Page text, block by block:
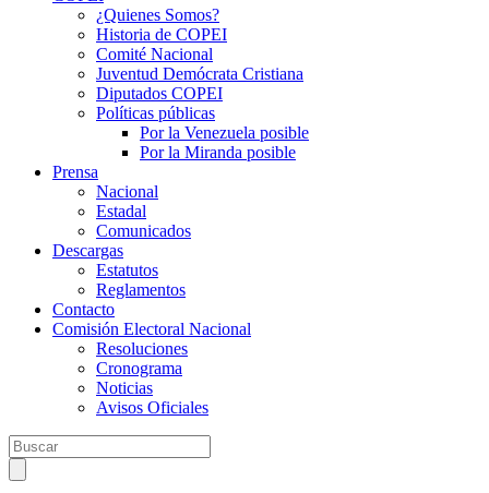
¿Quienes Somos?
Historia de COPEI
Comité Nacional
Juventud Demócrata Cristiana
Diputados COPEI
Políticas públicas
Por la Venezuela posible
Por la Miranda posible
Prensa
Nacional
Estadal
Comunicados
Descargas
Estatutos
Reglamentos
Contacto
Comisión Electoral Nacional
Resoluciones
Cronograma
Noticias
Avisos Oficiales